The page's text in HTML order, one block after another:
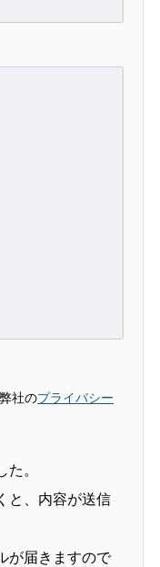
社のプライバシー
。
と、内容が送信
が届きますので